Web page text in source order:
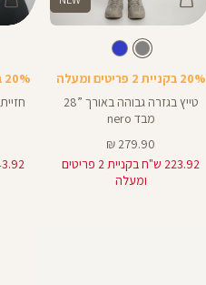
צבע
אפור
25
20% בקניית 2 פריטים ומעלה
טייץ בגזרה גבוהה באורך ”28
מבד nero
מחיר
מוצר
279.90 ₪
223.92 ש"ח בקניית 2 פריטים
ומעלה
20% בקניית 2 פריטים ומעלה